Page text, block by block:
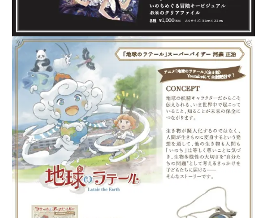
Product
Planning